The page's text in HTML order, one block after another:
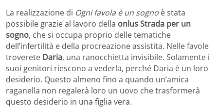
La realizzazione di Ogni favola è un sogno è stata
possibile grazie al lavoro della onlus Strada per un
sogno, che si occupa proprio delle tematiche
dell’infertilità e della procreazione assistita. Nelle favole
troverete Daria, una ranocchietta invisibile. Solamente i
suoi genitori riescono a vederla, perché Daria è un loro
desiderio. Questo almeno fino a quando un’amica
raganella non regalerà loro un uovo che trasformerà
questo desiderio in una figlia vera.